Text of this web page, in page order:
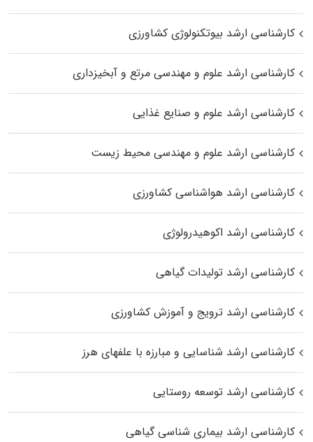
کارشناسی ارشد بیوتکنولوژی کشاورزی
کارشناسی ارشد علوم و مهندسی مرتع و آبخیزداری
کارشناسی ارشد علوم و صنایع غذایی
کارشناسی ارشد علوم و مهندسی محیط زیست
کارشناسی ارشد هواشناسی کشاورزی
کارشناسی ارشد اکوهیدرولوژی
کارشناسی ارشد تولیدات گیاهی
کارشناسی ارشد ترویج و آموزش کشاورزی
کارشناسی ارشد شناسایی و مبارزه با علفهای هرز
کارشناسی ارشد توسعه روستایی
کارشناسی ارشد بیماری‌ شناسی گیاهی